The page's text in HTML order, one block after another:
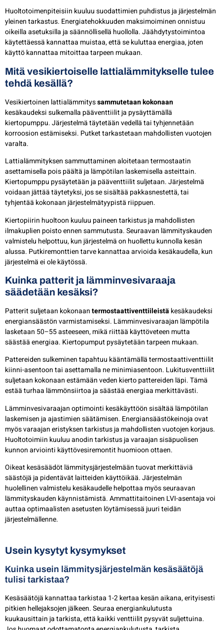
Huoltotoimenpiteisiin kuuluu suodattimien puhdistus ja järjestelmän
yleinen tarkastus. Energiatehokkuuden maksimoiminen onnistuu
oikeilla asetuksilla ja säännöllisellä huollolla. Jäähdytystoimintoa
käytettäessä kannattaa muistaa, että se kuluttaa energiaa, joten
käyttö kannattaa mitoittaa tarpeen mukaan.
Mitä vesikiertoiselle lattialämmitykselle tulee
tehdä kesällä?
Vesikiertoinen lattialämmityssammutetaan kokonaan
kesäkaudeksi sulkemalla pääventtiilit ja pysäyttämällä
kiertopumppu. Järjestelmä täytetään vedellä tai tyhjennetään
korroosion estämiseksi. Putket tarkastetaan mahdollisten vuotojen
varalta.
Lattialämmityksen sammuttaminen aloitetaan termostaatin
asettamisella pois päältä ja lämpötilan laskemisella asteittain.
Kiertopumppu pysäytetään ja pääventtiilit suljetaan. Järjestelmä
voidaan jättää täytetyksi, jos se sisältää pakkasnestettä, tai
tyhjentää kokonaan järjestelmätyypistä riippuen.
Kiertopiirin huoltoon kuuluu paineen tarkistus ja mahdollisten
ilmakuplien poisto ennen sammutusta. Seuraavan lämmityskauden
valmistelu helpottuu, kun järjestelmä on huollettu kunnolla kesän
alussa. Putkiremonttien tarve kannattaa arvioida kesäkaudella, kun
järjestelmä ei ole käytössä.
Kuinka patterit ja lämminvesivaraaja
säädetään kesäksi?
Patterit suljetaan kokonaantermostaattiventtiileistä kesäkaudeksi
energiansäästön varmistamiseksi. Lämminvesivaraajan lämpötila
lasketaan 50–55 asteeseen, mikä riittää käyttöveteen mutta
säästää energiaa. Kiertopumput pysäytetään tarpeen mukaan.
Pattereiden sulkeminen tapahtuu kääntämällä termostaattiventtiilit
kiinni-asentoon tai asettamalla ne minimiasentoon. Lukitusventtiilit
suljetaan kokonaan estämään veden kierto pattereiden läpi. Tämä
estää turhaa lämmönsiirtoa ja säästää energiaa merkittävästi.
Lämminvesivaraajan optimointi kesäkäyttöön sisältää lämpötilan
laskemisen ja ajastimien säätämisen. Energiansäästökeinoja ovat
myös varaajan eristyksen tarkistus ja mahdollisten vuotojen korjaus.
Huoltotoimiin kuuluu anodin tarkistus ja varaajan sisäpuolisen
kunnon arviointi käyttövesiremontit huomioon ottaen.
Oikeat kesäsäädöt lämmitysjärjestelmään tuovat merkittäviä
säästöjä ja pidentävät laitteiden käyttöikää. Järjestelmän
huolellinen valmistelu kesäkaudelle helpottaa myös seuraavan
lämmityskauden käynnistämistä. Ammattitaitoinen LVI-asentaja voi
auttaa optimaalisten asetusten löytämisessä juuri teidän
järjestelmällenne.
Usein kysytyt kysymykset
Kuinka usein lämmitysjärjestelmän kesäsäätöjä
tulisi tarkistaa?
Kesäsäätöjä kannattaa tarkistaa 1-2 kertaa kesän aikana, erityisesti
pitkien hellejaksojen jälkeen. Seuraa energiankulutusta
kuukausittain ja tarkista, että kaikki venttiilit pysyvät suljettuina.